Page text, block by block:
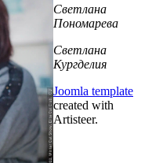
Светлана
Пономарева
Светлана
Кургделия
Joomla template
created with
Artisteer.